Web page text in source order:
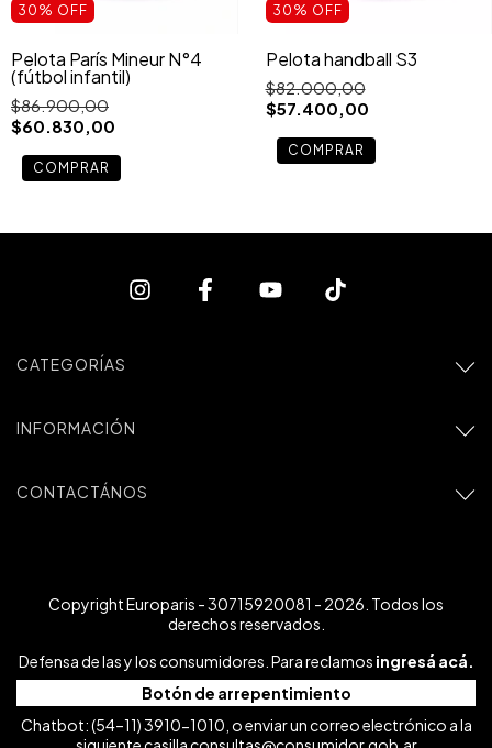
30 % OFF
Pelota París Mineur N°4
(fútbol infantil)
$86.900,00
$60.830,00
30 % OFF
Pelota handball S3
$82.000,00
$57.400,00
CATEGORÍAS
INFORMACIÓN
CONTACTÁNOS
Copyright Europaris - 30715920081 - 2026. Todos los
derechos reservados.
Defensa de las y los consumidores. Para reclamos ingresá acá.
Botón de arrepentimiento